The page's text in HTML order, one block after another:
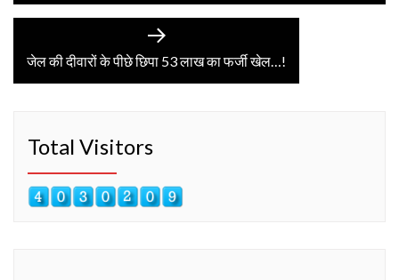
Next
post:
जेल की दीवारों के पीछे छिपा 53 लाख का फर्जी खेल…!
Total Visitors